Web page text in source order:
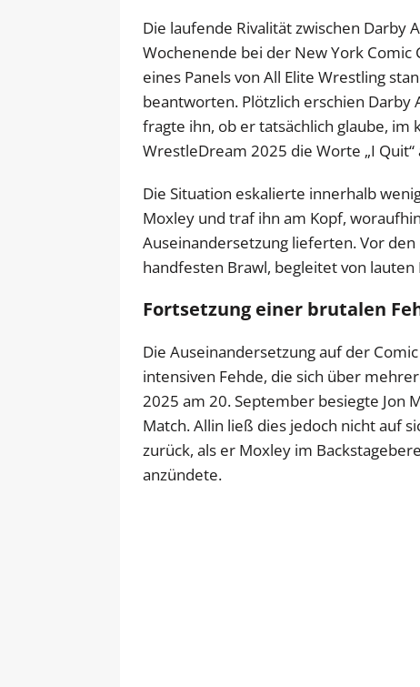
Die laufende Rivalität zwischen Darby
Wochenende bei der New York
eines Panels von All Elite Wrestling
beantworten. Plötzlich erschien Darby
fragte ihn, ob er tatsächlich glaube, im
WrestleDream 2025 die Worte „I
Die Situation eskalierte innerhalb
Moxley und traf ihn am Kopf,
Auseinandersetzung lieferten. Vor
handfesten Brawl, begleitet von
Fortsetzung einer brutalen
Die Auseinandersetzung auf der
intensiven Fehde, die sich über
2025 am 20. September besiegte Jon
Match. Allin ließ dies jedoch nicht auf
zurück, als er Moxley im
anzündete.